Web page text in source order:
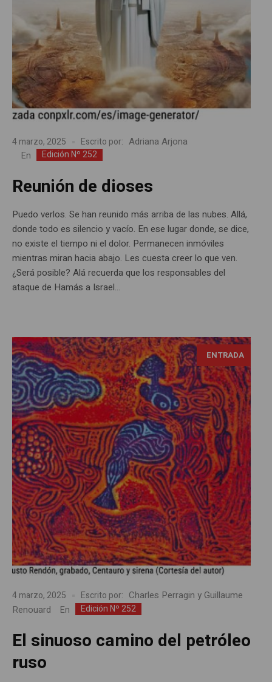
4 marzo, 2025 Escrito por: Adriana Arjona
En Edición Nº 252
Reunión de dioses
Puedo verlos. Se han reunido más arriba de las nubes. Allá,
donde todo es silencio y vacío. En ese lugar donde, se dice,
no existe el tiempo ni el dolor. Permanecen inmóviles
mientras miran hacia abajo. Les cuesta creer lo que ven.
¿Será posible? Alá recuerda que los responsables del
ataque de Hamás a Israel...
ENTRADA
4 marzo, 2025 Escrito por: Charles Perragin y Guillaume
Renouard
En Edición Nº 252
El sinuoso camino del petróleo
ruso